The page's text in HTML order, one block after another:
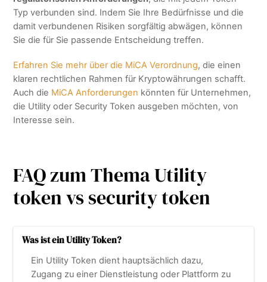
Typ verbunden sind. Indem Sie Ihre Bedürfnisse und die
damit verbundenen Risiken sorgfältig abwägen, können
Sie die für Sie passende Entscheidung treffen.
Erfahren Sie mehr über die MiCA Verordnung, die einen
klaren rechtlichen Rahmen für Kryptowährungen schafft.
Auch die MiCA Anforderungen könnten für Unternehmen,
die Utility oder Security Token ausgeben möchten, von
Interesse sein.
FAQ zum Thema Utility
token vs security token
Was ist ein Utility Token?
Ein Utility Token dient hauptsächlich dazu,
Zugang zu einer Dienstleistung oder Plattform zu